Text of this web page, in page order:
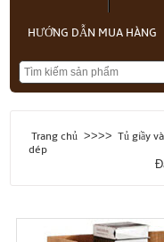
HƯỚNG DẪN MUA HÀNG
Trang chủ >>>> Tủ giầy
dép